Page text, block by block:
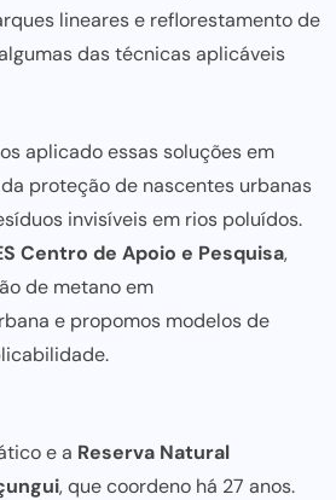
lineares e reflorestamento de
das técnicas aplicáveis
aplicado essas soluções em
proteção de nascentes urbanas
invisíveis em rios poluídos.
Centro de Apoio e Pesquisa,
de metano em
e propomos modelos de
e a Reserva Natural
, que coordeno há 27 anos.